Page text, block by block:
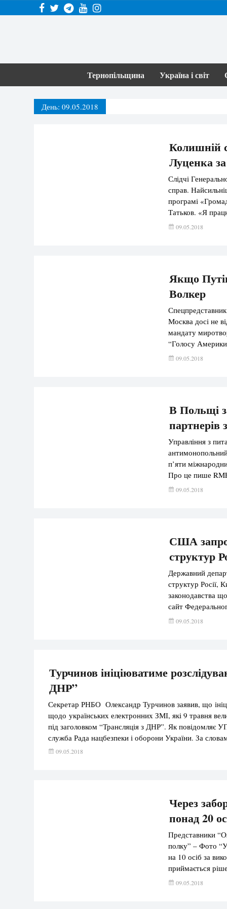
Тернопільщина Україна і світ
День: 09.05.2018
Колишній
Луценка
Слідчі
справ.
програмі
Татьков. «Я
органах
09.05.2018
Якщо
Волкер
Москва досі не
мандату
“Голосу
спеціального
09.05.2018
В Польщі
партнерів
Управління з
п’яти
Про це пише
незаконному
09.05.2018
США
структур
Державний
структур Росії,
законодавства
сайт
запроваджуються
09.05.2018
Турчинов ініціюватиме
ДНР”
Секретар РНБО Олександр Турчинов заявив, що
щодо українських електронних ЗМІ, які 9 травня
під заголовком “Трансляція з ДНР”. Як повідомляє
служба Рада нацбезпеки і оборони України. За
09.05.2018
Через
понад 20
Представники
полку” – Фото
на 10 осіб за
приймається
повідомив
09.05.2018